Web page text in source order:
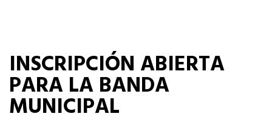
INSCRIPCIÓN ABIERTA
PARA LA BANDA
MUNICIPAL